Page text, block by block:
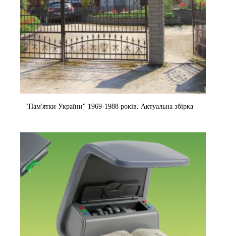
"Пам'ятки України" 1969-1988 років. Актуальна збірка